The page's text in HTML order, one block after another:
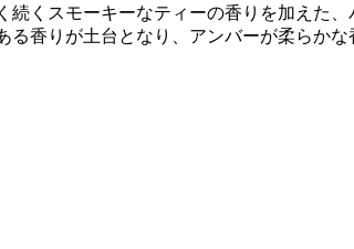
くスモーキーなティーの香りを加えた
香りが土台となり、アンバーが柔らかな